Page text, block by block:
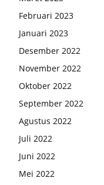
Februari 2023
Januari 2023
Desember 2022
November 2022
Oktober 2022
September 2022
Agustus 2022
Juli 2022
Juni 2022
Mei 2022